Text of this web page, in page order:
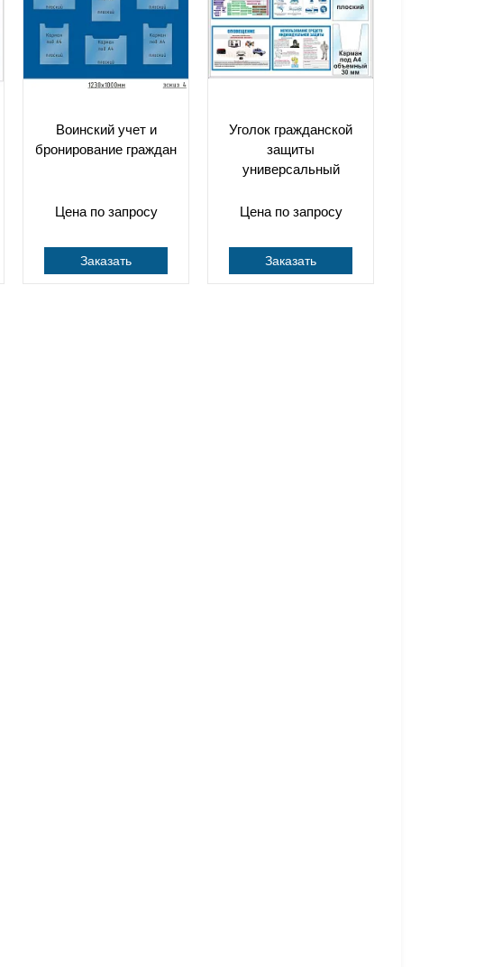
Воинский учет и
бронирование граждан
Цена по запросу
Заказать
Уголок гражданской
защиты
универсальный
Цена по запросу
Заказать